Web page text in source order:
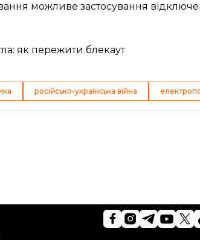
можливе застосування
як пережити блекаут
російсько-українська війна